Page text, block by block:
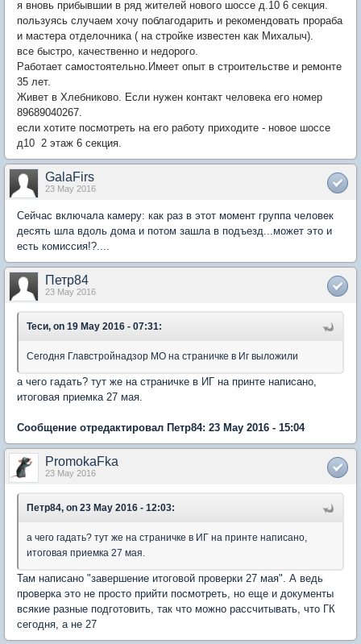
я вновь прибывшии в ряд жителей нового шоссе д.10 6 секция.
пользуясь случаем хочу поблагодарить и рекомендовать прораба
и мастера отделочника ( на стройке известен как Михалыч).
все быстро, качественно и недорого.
Работает самостоятельно.Имеет опыт в строительстве и ремонте
35 лет.
Живет в Хлебниково. Если нужен контакт человека его номер
89689040267.
если хотите посмотреть на его работу приходите - новое шоссе
д10 2 этаж 6 секция.
GalaFirs
23 May 2016
Сейчас включала камеру: как раз в этот момент группа человек
десять шла вдоль дома и потом зашла в подъезд...может это и
есть комиссия!?....
Петр84
23 May 2016
Теси, on 19 May 2016 - 07:31:
Сегодня Главстройнадзор МО на страничке в Иг выложили
а чего гадать? тут же на страничке в ИГ на принте написано,
итоговая приемка 27 мая.
Сообщение отредактировал Петр84: 23 May 2016 - 15:04
PromokaFka
23 May 2016
Петр84, on 23 May 2016 - 12:03:
а чего гадать? тут же на страничке в ИГ на принте написано,
итоговая приемка 27 мая.
Там написано "завершение итоговой проверки 27 мая". А ведь
проверка это не просто прийти посмотреть, но еще и документы
всякие разные подготовить, так что можно рассчитывать, что ГК
сегодня, а не 27